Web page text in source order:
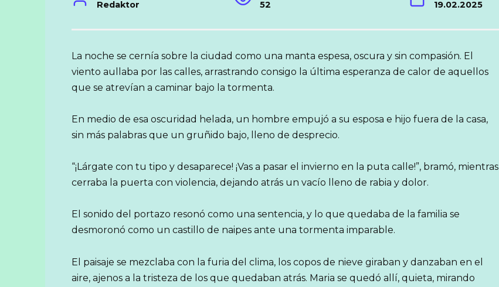
Redaktor 52 19.02.2025
La noche se cernía sobre la ciudad como una manta espesa, oscura y sin compasión. El
viento aullaba por las calles, arrastrando consigo la última esperanza de calor de aquellos
que se atrevían a caminar bajo la tormenta.
En medio de esa oscuridad helada, un hombre empujó a su esposa e hijo fuera de la casa,
sin más palabras que un gruñido bajo, lleno de desprecio.
“¡Lárgate con tu tipo y desaparece! ¡Vas a pasar el invierno en la puta calle!”, bramó, mientras
cerraba la puerta con violencia, dejando atrás un vacío lleno de rabia y dolor.
El sonido del portazo resonó como una sentencia, y lo que quedaba de la familia se
desmoronó como un castillo de naipes ante una tormenta imparable.
El paisaje se mezclaba con la furia del clima, los copos de nieve giraban y danzaban en el
aire, ajenos a la tristeza de los que quedaban atrás. Maria se quedó allí, quieta, mirando